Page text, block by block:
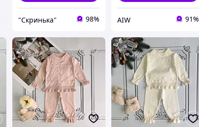
"Скринька" 98% AIW 91%